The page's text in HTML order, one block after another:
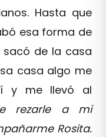
Hasta que
esa forma de
de la casa
casa algo me
y me llevó al
rezarle a mi
Rosita.